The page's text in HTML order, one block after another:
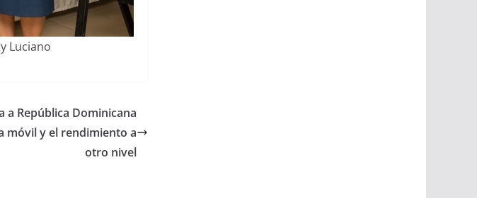
Luciano
a República Dominicana
móvil y el rendimiento a
otro nivel